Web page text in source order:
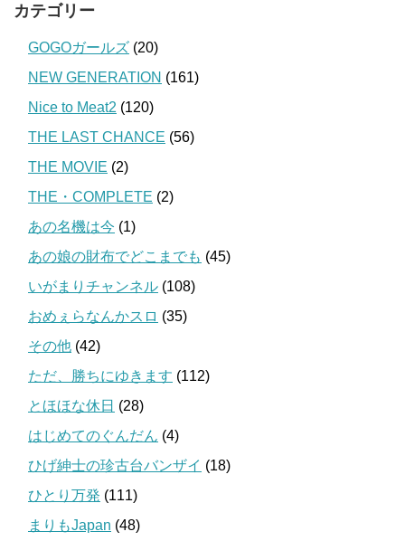
カテゴリー
GOGOガールズ (20)
NEW GENERATION (161)
Nice to Meat2 (120)
THE LAST CHANCE (56)
THE MOVIE (2)
THE・COMPLETE (2)
あの名機は今 (1)
あの娘の財布でどこまでも (45)
いがまりチャンネル (108)
おめぇらなんかスロ (35)
その他 (42)
ただ、勝ちにゆきます (112)
とほほな休日 (28)
はじめてのぐんだん (4)
ひげ紳士の珍古台バンザイ (18)
ひとり万発 (111)
まりもJapan (48)